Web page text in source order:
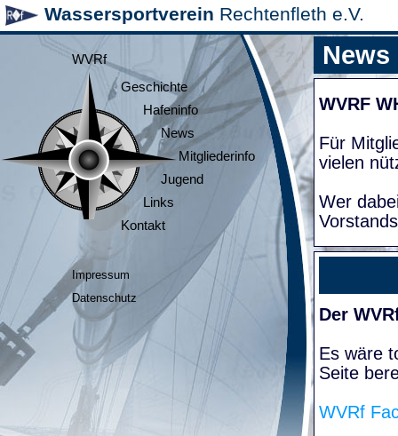
Wassersportverein Rechtenfleth e.V.
WVRf
Geschichte
Hafeninfo
News
Mitgliederinfo
Jugend
Links
Kontakt
Impressum
Datenschutz
News
WVRF
Für
vielen
Wer
Der
Es wäre
Seite
WVRf